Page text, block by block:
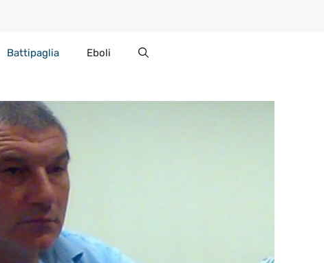
Battipaglia Eboli